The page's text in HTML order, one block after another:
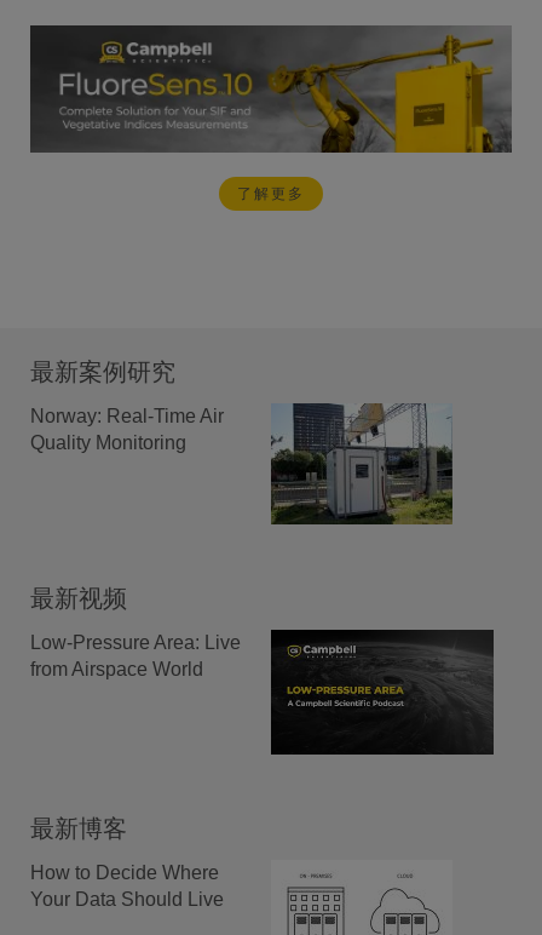
了解更多
最新案例研究
Norway: Real-Time Air
Quality Monitoring
最新视频
Low-Pressure Area: Live
from Airspace World
最新博客
How to Decide Where
Your Data Should Live